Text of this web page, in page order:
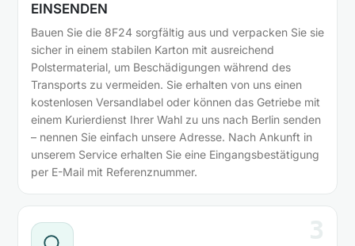
EINSENDEN
Bauen Sie die 8F24 sorgfältig aus und verpacken Sie sie
sicher in einem stabilen Karton mit ausreichend
Polstermaterial, um Beschädigungen während des
Transports zu vermeiden. Sie erhalten von uns einen
kostenlosen Versandlabel oder können das Getriebe mit
einem Kurierdienst Ihrer Wahl zu uns nach Berlin senden
– nennen Sie einfach unsere Adresse. Nach Ankunft in
unserem Service erhalten Sie eine Eingangsbestätigung
per E-Mail mit Referenznummer.